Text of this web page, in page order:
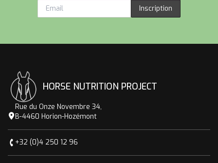
Inscription
HORSE NUTRITION PROJECT
Rue du Onze Novembre 34,
B-4460 Horion-Hozémont
+32 (0)4 250 12 96